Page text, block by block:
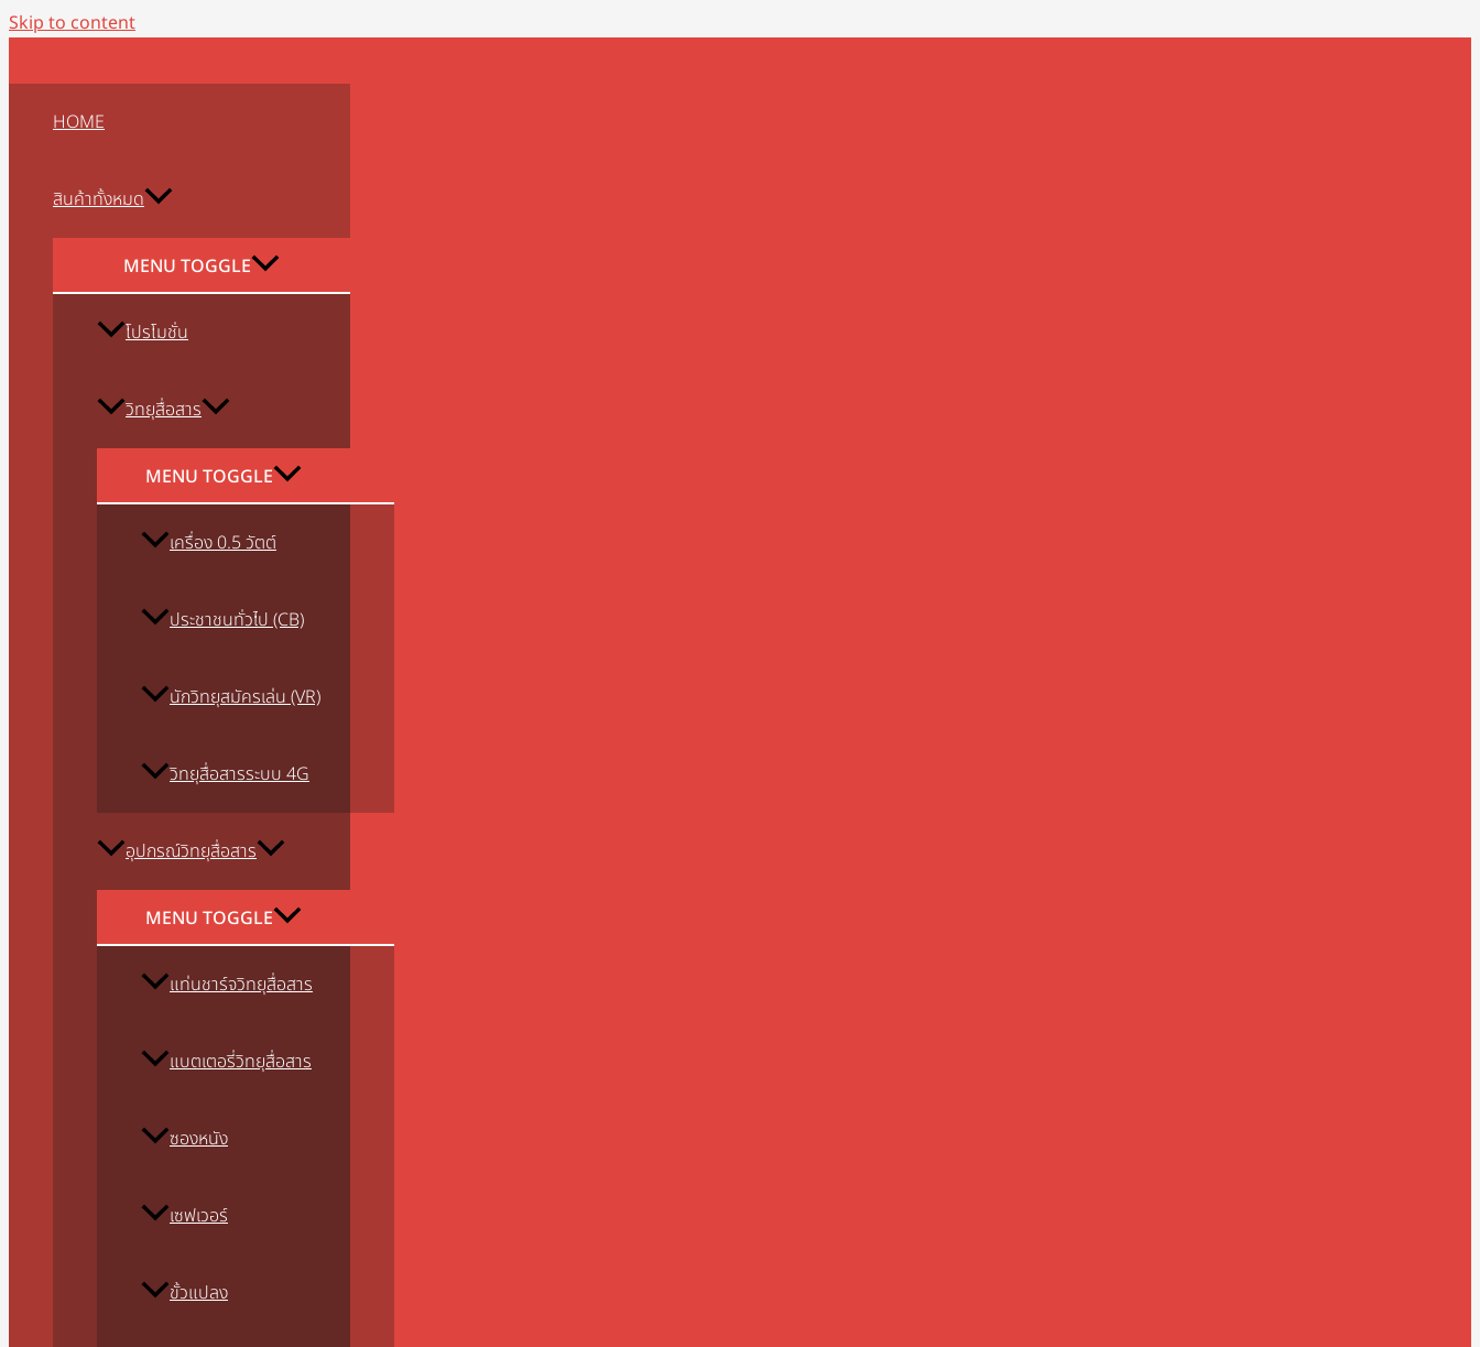
Skip to content
HOME
สินค้าทั้งหมด
MENU TOGGLE
โปรโมชั่น
วิทยุสื่อสาร
MENU TOGGLE
เครื่อง 0.5 วัตต์
ประชาชนทั่วไป (CB)
นักวิทยุสมัครเล่น (VR)
วิทยุสื่อสารระบบ 4G
อุปกรณ์วิทยุสื่อสาร
MENU TOGGLE
แท่นชาร์จวิทยุสื่อสาร
แบตเตอรี่วิทยุสื่อสาร
ซองหนัง
เซฟเวอร์
ขั้วแปลง